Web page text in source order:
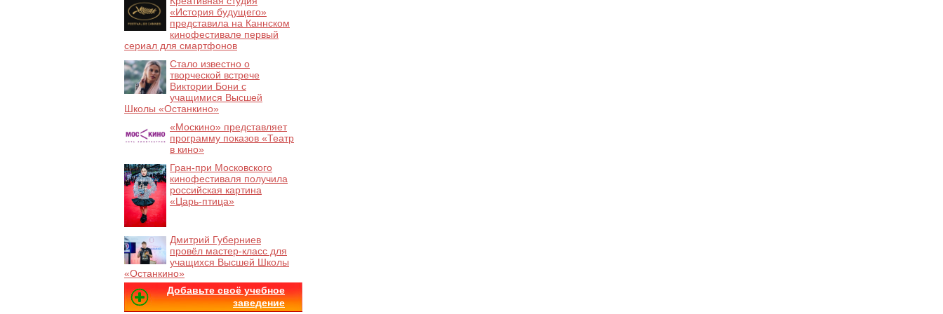
«История будущего»
представила на Каннском
кинофестивале первый
сериал для смартфонов
Стало известно о
творческой встрече
Виктории Бони с
учащимися Высшей
Школы «Останкино»
«Москино» представляет
программу показов «Театр
в кино»
Гран-при Московского
кинофестиваля получила
российская картина
«Царь-птица»
Дмитрий Губерниев
провёл мастер-класс для
учащихся Высшей Школы
«Останкино»
Добавьте своё учебное
заведение